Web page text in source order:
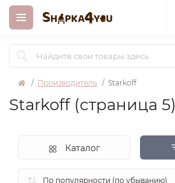
Производитель Starkoff
Starkoff (страница 5)
Каталог